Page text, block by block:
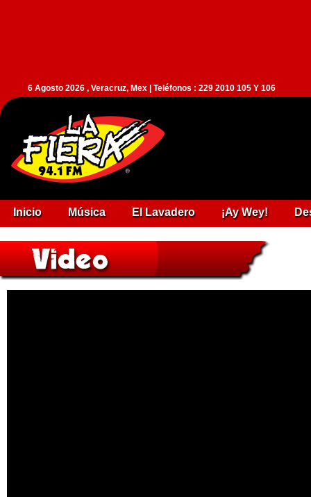
6 Agosto 2026 , Veracruz, Mex | Teléfonos : 229 2010 105 Y 106
Inicio Música El Lavadero ¡Ay Wey!